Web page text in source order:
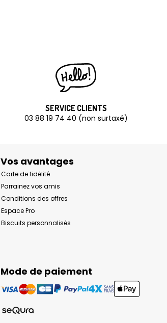
SERVICE CLIENTS
03 88 19 74 40 (non surtaxé)
Vos avantages
Carte de fidélité
Parrainez vos amis
Conditions des offres
Espace Pro
Biscuits personnalisés
Mode de paiement